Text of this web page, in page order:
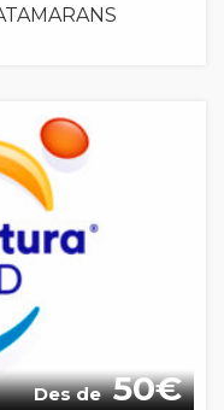
Des de 50